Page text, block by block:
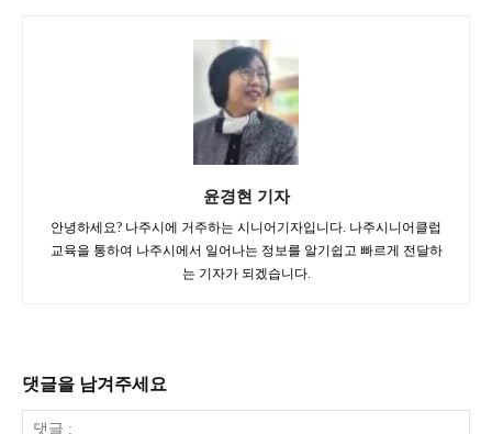
윤경현 기자
안녕하세요? 나주시에 거주하는 시니어기자입니다. 나주시니어클럽
교육을 통하여 나주시에서 일어나는 정보를 알기쉽고 빠르게 전달하
는 기자가 되겠습니다.
댓글을 남겨주세요